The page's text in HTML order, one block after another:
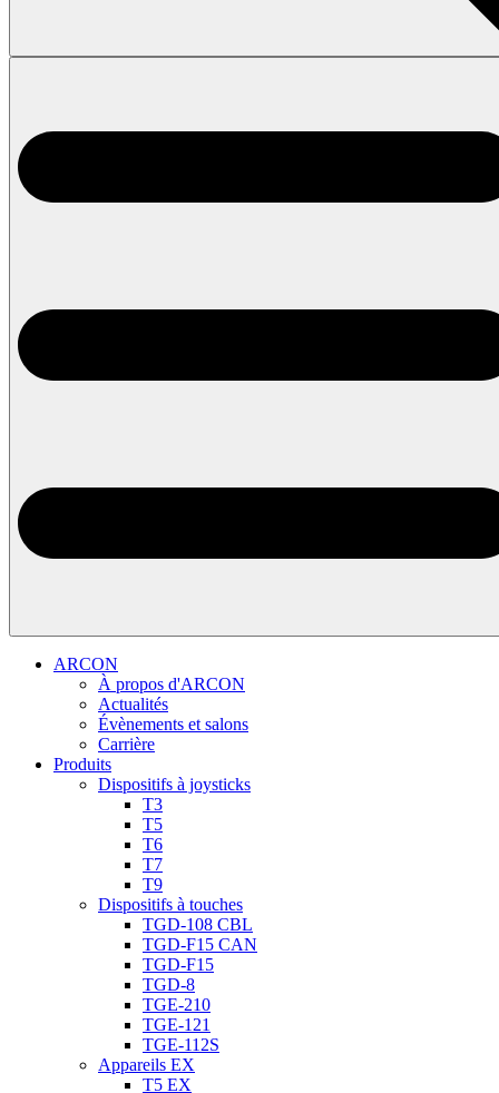
ARCON
À propos d'ARCON
Actualités
Évènements et salons
Carrière
Produits
Dispositifs à joysticks
T3
T5
T6
T7
T9
Dispositifs à touches
TGD-108 CBL
TGD-F15 CAN
TGD-F15
TGD-8
TGE-210
TGE-121
TGE-112S
Appareils EX
T5 EX